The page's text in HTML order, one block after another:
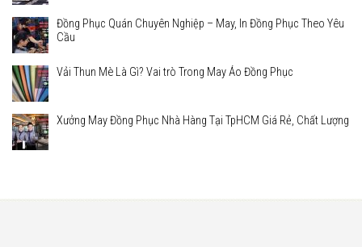
Đồng Phục Quán Chuyên Nghiệp – May, In Đồng Phục Theo Yêu
Cầu
Vải Thun Mè Là Gì? Vai trò Trong May Áo Đồng Phục
Xưởng May Đồng Phục Nhà Hàng Tại TpHCM Giá Rẻ, Chất Lượng